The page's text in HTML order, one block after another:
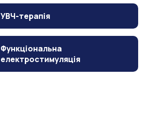
УВЧ-терапія
Функціональна
електростимуляція